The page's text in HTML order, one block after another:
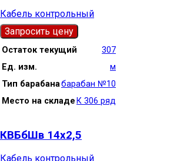
Кабель контрольный
Запросить цену
Остаток текущий
307
Ед. изм.
м
Тип барабанабарабан №10
Место на складе К 306 ряд
КВБбШв 14х2,5
Кабель контрольный